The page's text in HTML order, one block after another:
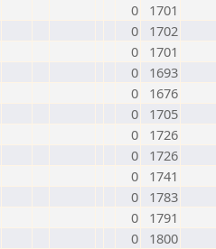
0
1701
0
1702
0
1701
0
1693
0
1676
0
1705
0
1726
0
1726
0
1741
0
1783
0
1791
0
1800